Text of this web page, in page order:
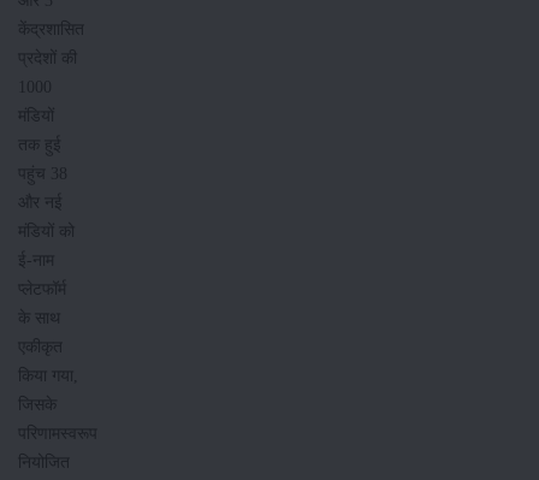
केंद्रशासित
प्रदेशों की
1000
मंडियों
तक हुई
पहुंच 38
और नई
मंडियों को
ई-नाम
प्लेटफॉर्म
के साथ
एकीकृत
किया गया,
जिसके
परिणामस्वरूप
नियोजित